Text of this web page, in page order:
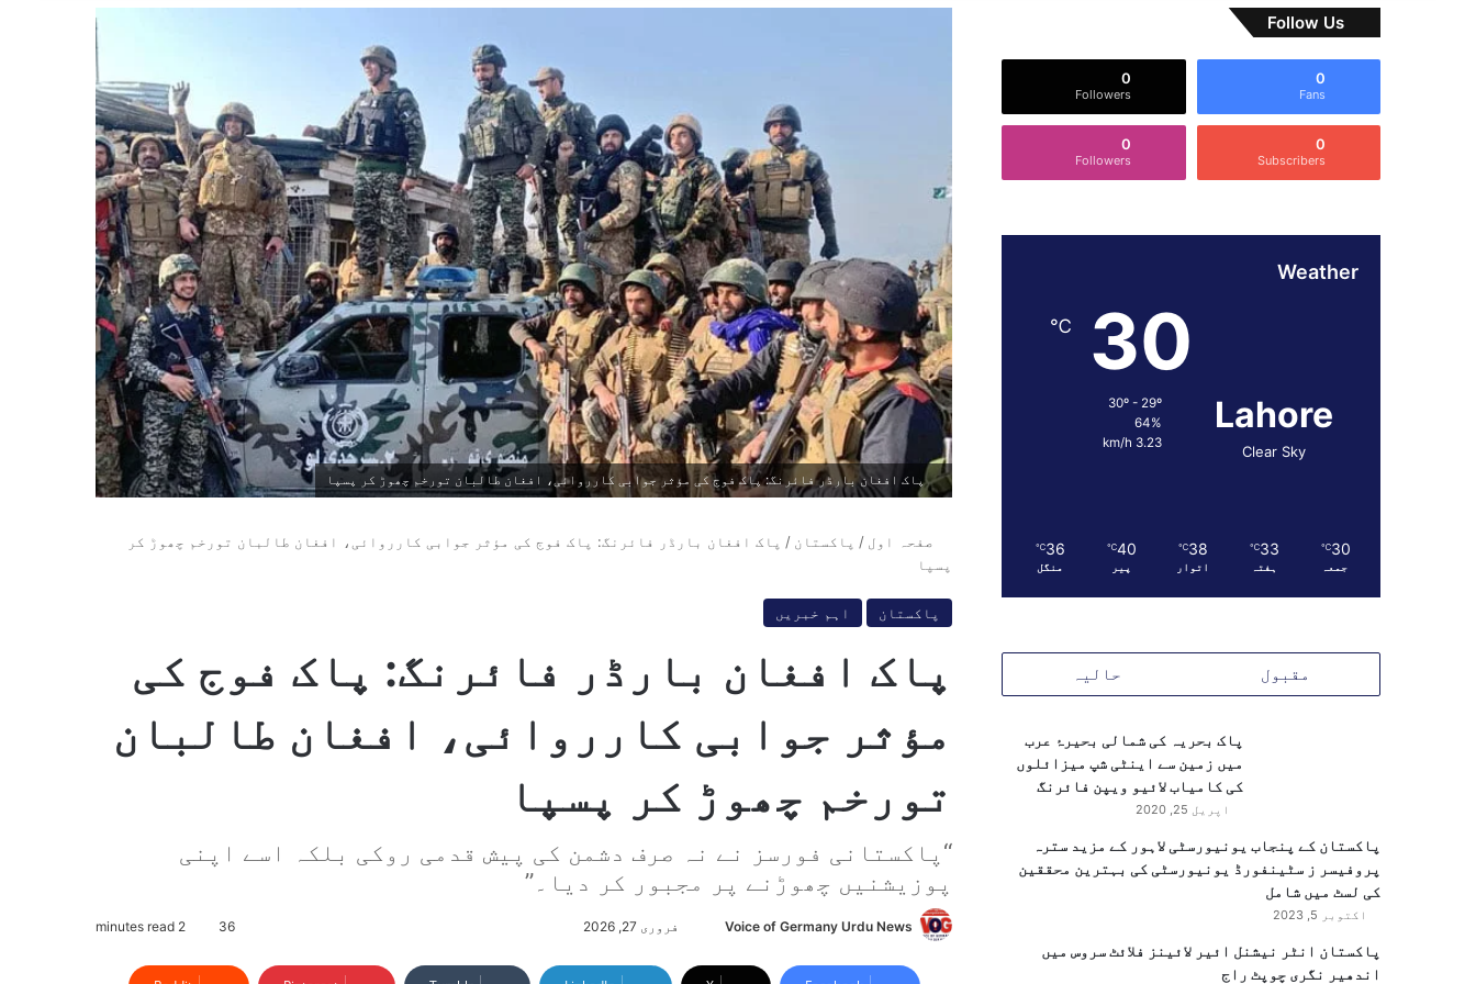
پاک افغان بارڈر فائرنگ: پاک فوج کی مؤثر جوابی کارروائی، افغان طالبان تورخم چھوڑ کر پسپا
صفحہ اول / پاکستان / پاک افغان بارڈر فائرنگ: پاک فوج کی مؤثر جوابی کارروائی، افغان طالبان تورخم چھوڑ کر
پسپا
پاکستان اہم خبریں
پاک افغان بارڈر فائرنگ: پاک فوج کی
مؤثر جوابی کارروائی، افغان طالبان
تورخم چھوڑ کر پسپا
“پاکستانی فورسز نے نہ صرف دشمن کی پیش قدمی روکی بلکہ اسے اپنی
پوزیشنیں چھوڑنے پر مجبور کر دیا۔”
Voice of Germany Urdu News
n
فروری 27, 2026 36
Follow Us
0
Fans
0
Followers
0
Subscribers
0
Followers
Weather
Lahore
Clear Sky
30
℃
30º - 29º
64%
3.23 km/h
30
℃
جمعہ
33
℃
ہفتہ
38
℃
اتوار
40
℃
پیر
36
℃
منگل
مقبول حالیہ
پاک بحریہ کی شمالی بحیرۂ عرب
میں زمین سے اینٹی شپ میزائلوں
کی کامیاب لائیو ویپن فائرنگ
اپریل 25, 2020
پاکستان کے پنجاب یونیورسٹی لاہور کے مزید سترہ
پروفیسر ز سٹینفورڈ یونیورسٹی کی بہترین محققین
کی لسٹ میں شامل
اکتوبر 5, 2023
پاکستان انٹر نیشنل ائیر لائینز فلائٹ سروس میں
اندھیر نگری چوپٹ راج